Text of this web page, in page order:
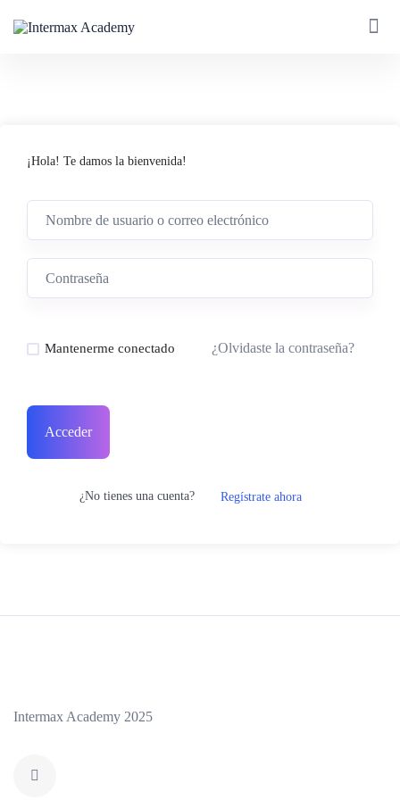
¡Hola! Te damos la bienvenida!
Mantenerme conectado ¿Olvidaste la contraseña?
Acceder
¿No tienes una cuenta? Regístrate ahora
Intermax Academy 2025